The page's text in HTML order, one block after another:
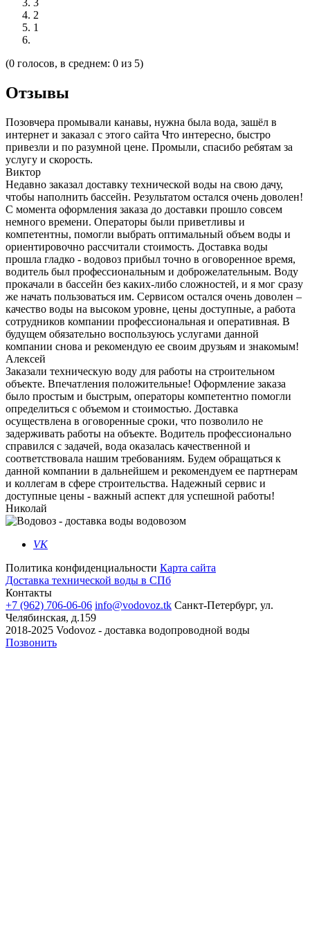
3
2
1
(0 голосов, в среднем: 0 из 5)
Отзывы
Позовчера промывали канавы, нужна была вода, зашёл в
интернет и заказал с этого сайта Что интересно, быстро
привезли и по разумной цене. Промыли, спасибо ребятам за
услугу и скорость.
Виктор
Недавно заказал доставку технической воды на свою дачу,
чтобы наполнить бассейн. Результатом остался очень доволен!
С момента оформления заказа до доставки прошло совсем
немного времени. Операторы были приветливы и
компетентны, помогли выбрать оптимальный объем воды и
ориентировочно рассчитали стоимость. Доставка воды
прошла гладко - водовоз прибыл точно в оговоренное время,
водитель был профессиональным и доброжелательным. Воду
прокачали в бассейн без каких-либо сложностей, и я мог сразу
же начать пользоваться им. Сервисом остался очень доволен –
качество воды на высоком уровне, цены доступные, а работа
сотрудников компании профессиональная и оперативная. В
будущем обязательно воспользуюсь услугами данной
компании снова и рекомендую ее своим друзьям и знакомым!
Алексей
Заказали техническую воду для работы на строительном
объекте. Впечатления положительные! Оформление заказа
было простым и быстрым, операторы компетентно помогли
определиться с объемом и стоимостью. Доставка
осуществлена в оговоренные сроки, что позволило не
задерживать работы на объекте. Водитель профессионально
справился с задачей, вода оказалась качественной и
соответствовала нашим требованиям. Будем обращаться к
данной компании в дальнейшем и рекомендуем ее партнерам
и коллегам в сфере строительства. Надежный сервис и
доступные цены - важный аспект для успешной работы!
Николай
VK
Политика конфиденциальности Карта сайта
Доставка технической воды в СПб
Контакты
+7 (962) 706-06-06 info@vodovoz.tk Санкт-Петербург, ул.
Челябинская, д.159
2018-2025 Vodovoz - доставка водопроводной воды
Позвонить